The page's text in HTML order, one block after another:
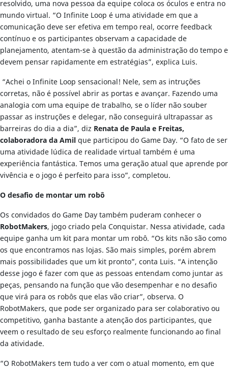
resolvido, uma nova pessoa da equipe coloca os óculos e entra no
mundo virtual. “O Infinite Loop é uma atividade em que a
comunicação deve ser efetiva em tempo real, ocorre feedback
contínuo e os participantes observam a capacidade de
planejamento, atentam-se à questão da administração do tempo e
devem pensar rapidamente em estratégias”, explica Luis.
“Achei o Infinite Loop sensacional! Nele, sem as intruções
corretas, não é possível abrir as portas e avançar. Fazendo uma
analogia com uma equipe de trabalho, se o líder não souber
passar as instruções e delegar, não conseguirá ultrapassar as
barreiras do dia a dia”, diz Renata de Paula e Freitas,
colaboradora da Amilque participou do Game Day. “O fato de ser
uma atividade lúdica de realidade virtual também é uma
experiência fantástica. Temos uma geração atual que aprende por
vivência e o jogo é perfeito para isso”, completou.
O desafio de montar um robô
Os convidados do Game Day também puderam conhecer o
RobotMakers, jogo criado pela Conquistar. Nessa atividade, cada
equipe ganha um kit para montar um robô. “Os kits não são como
os que encontramos nas lojas. São mais simples, porém abrem
mais possibilidades que um kit pronto”, conta Luis. “A intenção
desse jogo é fazer com que as pessoas entendam como juntar as
peças, pensando na função que vão desempenhar e no desafio
que virá para os robôs que elas vão criar”, observa. O
RobotMakers, que pode ser organizado para ser colaborativo ou
competitivo, ganha bastante a atenção dos participantes, que
veem o resultado de seu esforço realmente funcionando ao final
da atividade.
“O RobotMakers tem tudo a ver com o atual momento, em que